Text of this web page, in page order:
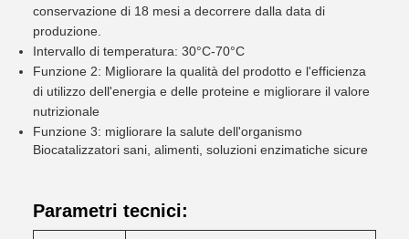
conservazione di 18 mesi a decorrere dalla data di
produzione.
Intervallo di temperatura: 30°C-70°C
Funzione 2: Migliorare la qualità del prodotto e l'efficienza
di utilizzo dell'energia e delle proteine e migliorare il valore
nutrizionale
Funzione 3: migliorare la salute dell'organismo
Biocatalizzatori sani, alimenti, soluzioni enzimatiche sicure
Parametri tecnici: